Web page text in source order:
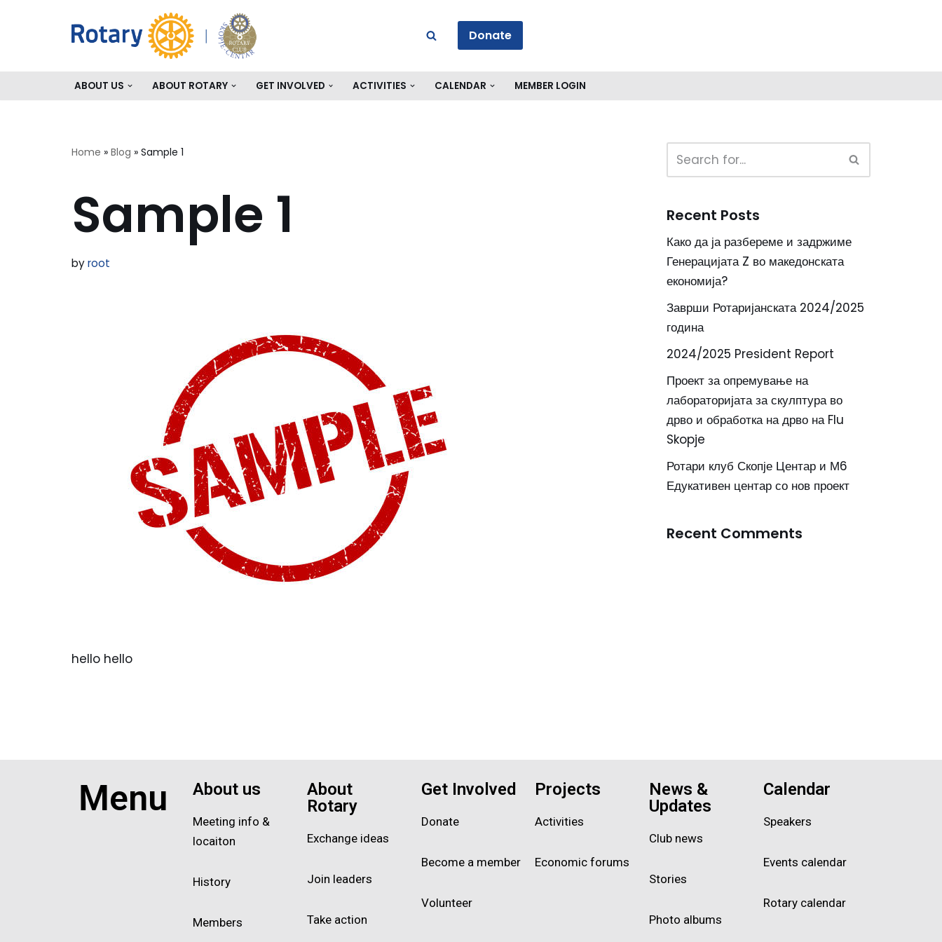
Donate
ABOUT US ABOUT ROTARY GET INVOLVED ACTIVITIES CALENDAR MEMBER LOGIN
Home » Blog » Sample 1
Sample 1
byroot
hello hello
Recent Posts
Како да ја разбереме и задржиме
Генерацијата Z во македонската
економија?
Заврши Ротаријанската 2024/2025
година
2024/2025 President Report
Проект за опремување на
лабораторијата за скулптура во
дрво и обработка на дрво на Flu
Skopje
Ротари клуб Скопје Центар и М6
Едукативен центар со нов проект
Recent Comments
Menu About us
Meeting info &
locaiton
History
Members
About
Rotary
Exchange ideas
Join leaders
Take action
Get Involved
Donate
Become a member
Volunteer
Projects
Activities
Economic forums
News &
Updates
Club news
Stories
Photo albums
Calendar
Speakers
Events calendar
Rotary calendar